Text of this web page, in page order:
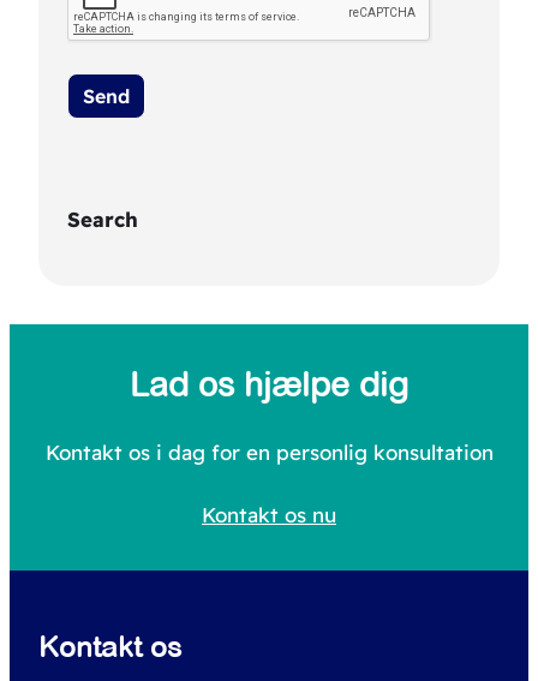
Search
e
c
r
Lad os hjælpe dig
Kontakt os i dag for en personlig konsultation
Kontakt os nu
Kontakt os